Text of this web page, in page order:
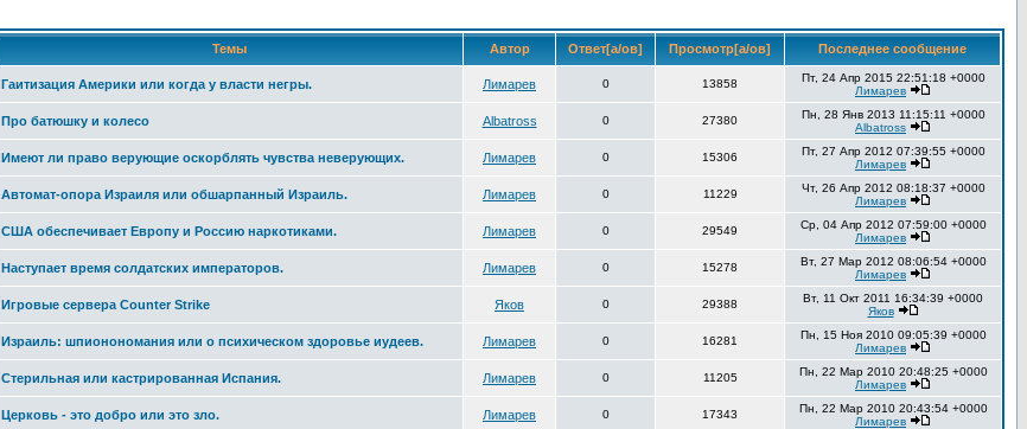
Темы Автор Ответ[а/ов] Просмотр[а/ов] Последнее сообщение
Гаитизация Америки или когда у власти негры. Лимарев 0 13858
Пт, 24 Апр 2015 22:51:18 +0000
Лимарев
Про батюшку и колесо Albatross 0 27380
Пн, 28 Янв 2013 11:15:11 +0000
Albatross
Имеют ли право верующие оскорблять чувства неверующих. Лимарев 0 15306
Пт, 27 Апр 2012 07:39:55 +0000
Лимарев
Автомат-опора Израиля или обшарпанный Израиль. Лимарев 0 11229
Чт, 26 Апр 2012 08:18:37 +0000
Лимарев
США обеспечивает Европу и Россию наркотиками. Лимарев 0 29549
Ср, 04 Апр 2012 07:59:00 +0000
Лимарев
Наступает время солдатских императоров. Лимарев 0 15278
Вт, 27 Мар 2012 08:06:54 +0000
Лимарев
Игровые сервера Counter Strike Яков 0 29388
Вт, 11 Окт 2011 16:34:39 +0000
Яков
Израиль: шпионономания или о психическом здоровье иудеев. Лимарев 0 16281
Пн, 15 Ноя 2010 09:05:39 +0000
Лимарев
Стерильная или кастрированная Испания. Лимарев 0 11205
Пн, 22 Мар 2010 20:48:25 +0000
Лимарев
Церковь - это добро или это зло. Лимарев 0 17343
Пн, 22 Мар 2010 20:43:54 +0000
Лимарев